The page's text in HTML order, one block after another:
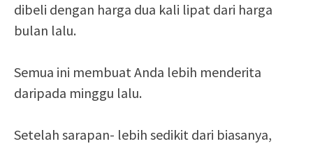
dibeli dengan harga dua kali lipat dari harga
bulan lalu.
Semua ini membuat Anda lebih menderita
daripada minggu lalu.
Setelah sarapan- lebih sedikit dari biasanya,